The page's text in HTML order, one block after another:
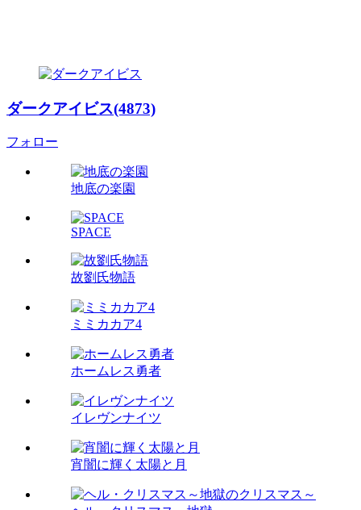
ダークアイビス(4873)
フォロー
地底の楽園
SPACE
故劉氏物語
ミミカカア4
ホームレス勇者
イレヴンナイツ
宵闇に輝く太陽と月